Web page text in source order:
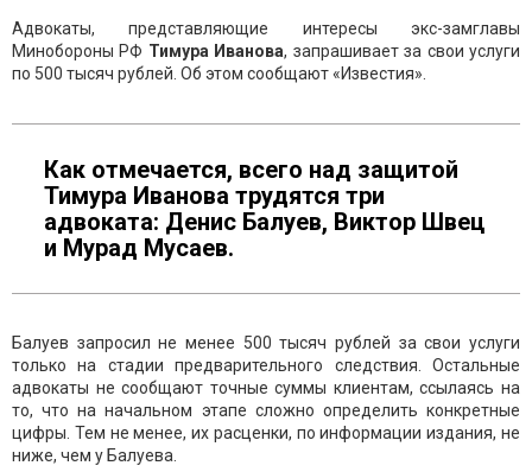
Адвокаты, представляющие интересы экс-замглавы
Минобороны РФ Тимура Иванова, запрашивает за свои услуги
по 500 тысяч рублей. Об этом сообщают «Известия».
Как отмечается, всего над защитой
Тимура Иванова трудятся три
адвоката: Денис Балуев, Виктор Швец
и Мурад Мусаев.
Балуев запросил не менее 500 тысяч рублей за свои услуги
только на стадии предварительного следствия. Остальные
адвокаты не сообщают точные суммы клиентам, ссылаясь на
то, что на начальном этапе сложно определить конкретные
цифры. Тем не менее, их расценки, по информации издания, не
ниже, чем у Балуева.